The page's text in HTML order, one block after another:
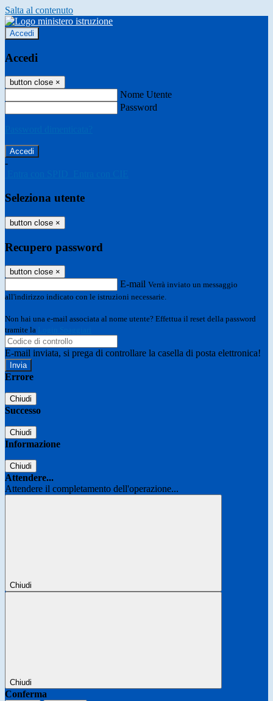
Salta al contenuto
Accedi
Accedi
button close ×
Nome Utente
Password
-
Seleziona utente
button close ×
Recupero password
button close ×
E-mail Verrà inviato un messaggio
all'indirizzo indicato con le istruzioni necessarie.
Non hai una e-mail associata al nome utente? Effettua il reset della password
tramite la
E-mail inviata, si prega di controllare la casella di posta elettronica!
Errore
Chiudi
Successo
Chiudi
Informazione
Chiudi
Attendere...
Attendere il completamento dell'operazione...
Chiudi
Chiudi
Conferma